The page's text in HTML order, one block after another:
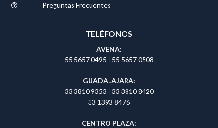
Preguntas Frecuentes
TELÉFONOS
AVENA:
55 5657 0495 | 55 5657 0508
GUADALAJARA:
33 3810 9353 | 33 3810 8420
33 1393 8476
CENTRO PLAZA: